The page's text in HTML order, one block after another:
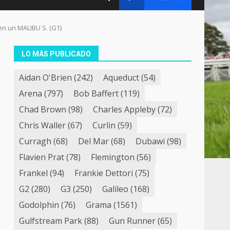
un MALIBU S. (G1)
LO MÁS PUBLICADO
Aidan O'Brien (242) Aqueduct(54)
Arena (797) Bob Baffert(119)
Chad Brown (98) Charles Appleby(72)
Chris Waller(67) Curlin (59)
Curragh (68) Del Mar(68) Dubawi (98)
Flavien Prat(78) Flemington (56)
Frankel (94) Frankie Dettori (75)
G2 (280) G3 (250) Galileo (168)
Godolphin (76) Grama (1561)
Gulfstream Park(88) Gun Runner(65)